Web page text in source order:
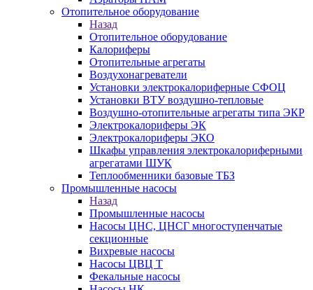
Отопительное оборудование
Назад
Отопительное оборудование
Калориферы
Отопительные агрегаты
Воздухонагреватели
Установки электрокалориферные СФОЦ
Установки ВТУ воздушно-тепловые
Воздушно-отопительные агрегаты типа ЭКР
Электрокалориферы ЭК
Электрокалориферы ЭКО
Шкафы управления электрокалориферными
агрегатами ШУК
Теплообменники базовые ТБЗ
Промышленные насосы
Назад
Промышленные насосы
Насосы ЦНС, ЦНСГ многоступенчатые
секционные
Вихревые насосы
Насосы ЦВЦ Т
Фекальные насосы